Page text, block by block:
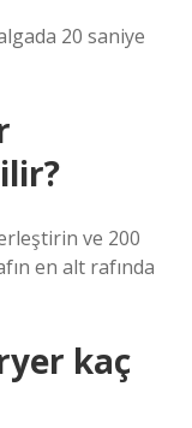
20 saniye
ve 200
en alt rafında
kaç